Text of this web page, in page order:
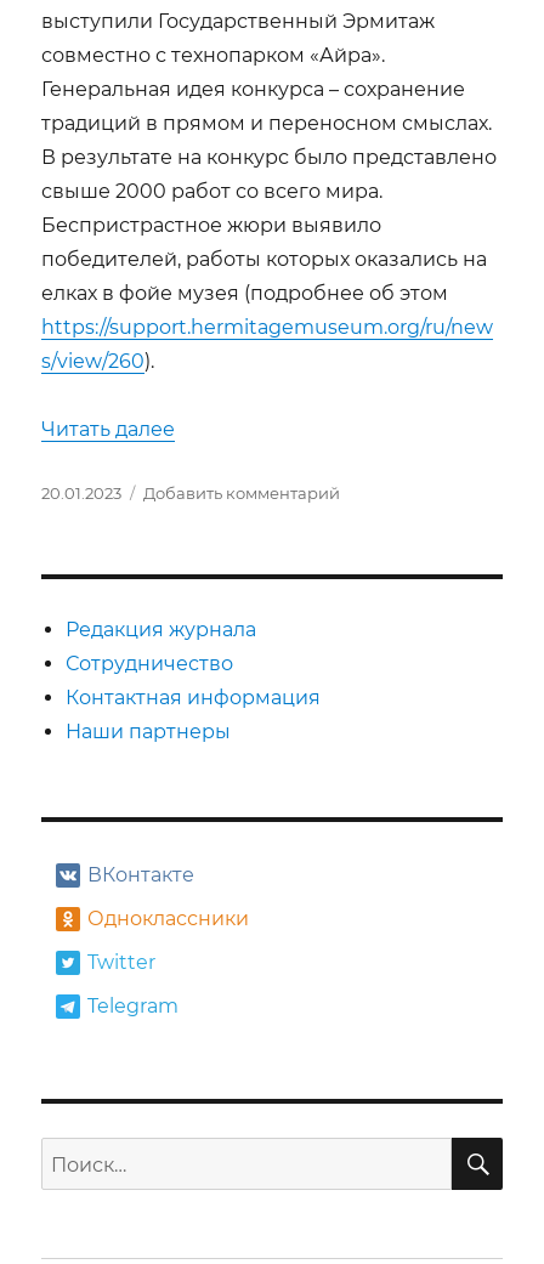
выступили Государственный Эрмитаж
совместно с технопарком «Айра».
Генеральная идея конкурса – сохранение
традиций в прямом и переносном смыслах.
В результате на конкурс было представлено
свыше 2000 работ со всего мира.
Беспристрастное жюри выявило
победителей, работы которых оказались на
елках в фойе музея (подробнее об этом
https://support.hermitagemuseum.org/ru/new
s/view/260).
Читать далее
Опубликовано
20.01.2023 Добавить комментарий
Редакция журнала
Сотрудничество
Контактная информация
Наши партнеры
ВКонтакте
Одноклассники
Twitter
Telegram
Искать: